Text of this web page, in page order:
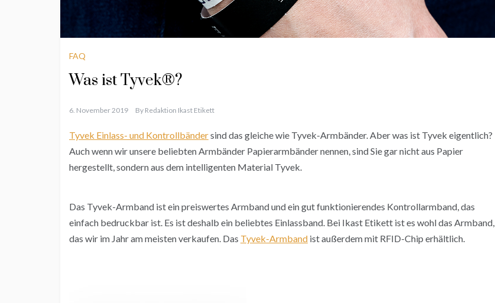
FAQ
Was ist Tyvek®?
6. November 2019 By Redaktion Ikast Etikett
Tyvek Einlass- und Kontrollbändersind das gleiche wie Tyvek-Armbänder. Aber was ist Tyvek eigentlich?
Auch wenn wir unsere beliebten Armbänder Papierarmbänder nennen, sind Sie gar nicht aus Papier
hergestellt, sondern aus dem intelligenten Material Tyvek.
Das Tyvek-Armband ist ein preiswertes Armband und ein gut funktionierendes Kontrollarmband, das
einfach bedruckbar ist. Es ist deshalb ein beliebtes Einlassband. Bei Ikast Etikett ist es wohl das Armband,
das wir im Jahr am meisten verkaufen. Das Tyvek-Armband ist außerdem mit RFID-Chip erhältlich.